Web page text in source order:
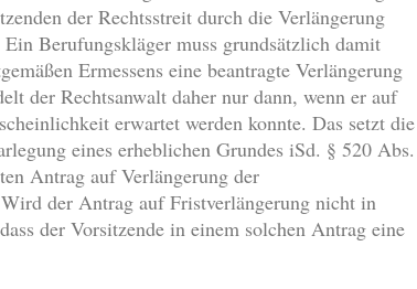
der Rechtsstreit durch die Verlängerung
Berufungskläger muss grundsätzlich damit
Ermessens eine beantragte Verlängerung
der Rechtsanwalt daher nur dann, wenn er auf
erwartet werden konnte. Das setzt die
eines erheblichen Grundes iSd. § 520 Abs.
Antrag auf Verlängerung der
der Antrag auf Fristverlängerung nicht in
der Vorsitzende in einem solchen Antrag eine